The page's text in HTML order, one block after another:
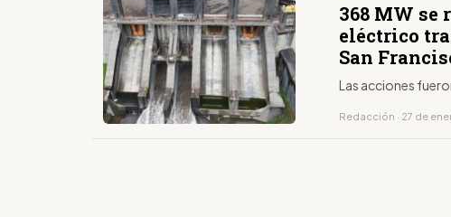
368 MW se
eléctrico
San
Las acciones
Redacción · 27 de